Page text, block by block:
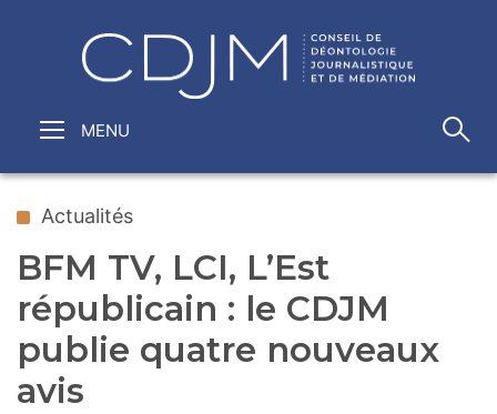
Actualités
BFM TV, LCI, L’Est
républicain : le CDJM
publie quatre nouveaux
avis